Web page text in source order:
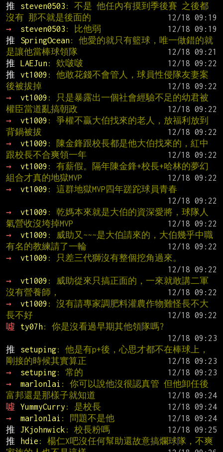
推
steven0503 : 不是 他任內有摸到季後賽 之後都
沒有 那不就是後面的
→
steven0503 : 比他弱
推
SpringOcean: 他愛的就只有籃球，唯一做錯的就
是讓他當棒球領隊
推
LAEJun: 欸啵啵
推
vt1009 : 他敢花錢不會管人，球員性侵隊友妻案
後被拔掉
→
vt1009 : 只是暴露出一個社會經驗不足的幼君被
權臣當道亂搞朝政
→
vt1009 : 爭權不贏大伯找來的老人，放福利放到
背鍋被拔
→
vt1009 : 陳金鋒跟校長都是他大伯找來的，紅中
跟校長不合爽領一年
→
vt1009 : 有薪假。隔年陳金鋒+校長+哈林的夢幻
組合才真的地獄MVP
→
vt1009 : 這群地獄MVP四年蹉跎球員青春
→
vt1009 : 乾媽本來就是大伯的資深愛將，球隊人
氣營收沒垮掉MVP
→
vt1009 : 威助又~~~是大伯請來的，大伯幾乎中職
有名的教練請了一輪
→
vt1009 : 只差三代獅沒有整個挖角過來。
→
vt1009 : 威助從來只搞正面的，一來就敢講二軍
沒有營養師，
→
vt1009 : 沒有請專家調肥料灌農作物難怪長不大
長不好
噓
ty07h: 你是沒看過早期其他領隊嗎?
推
setuping: 他是有p+後，心思才都不在棒球上，
剛接的時候其實算正
→
setuping: 常的
→
marlonlai : 你可以說他沒很認真管 但他卸任後
富邦還是那樣子就知道
噓
YummyCurry : 是校長
→
marlonlai : 問題不是他
推
JKjohnwick : 校長粉嗎
推
hdie : 楊仁X吧沒任何幫助還故意搞爛球隊，不爽